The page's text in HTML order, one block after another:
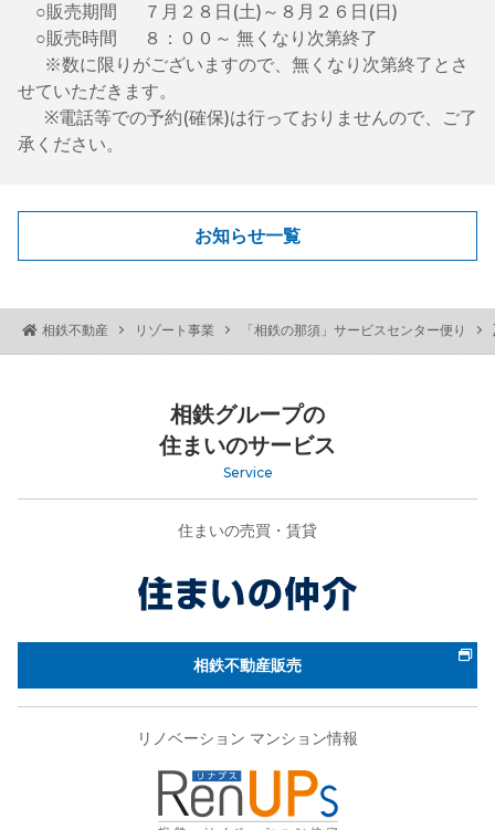
相鉄不動産 リゾート事業 「相鉄の那須」サービスセンター便り
○販売期間 ７月２８日(土)～８月２６日(日)
○販売時間 ８：００～ 無くなり次第終了
※数に限りがございますので、無くなり次第終了とさ
せていただきます。
※電話等での予約(確保)は行っておりませんので、ご了
承ください。
お知らせ一覧
相鉄グループの
住まいのサービス
Service
住まいの売買・賃貸
相鉄不動産販売
リノベーション マンション情報